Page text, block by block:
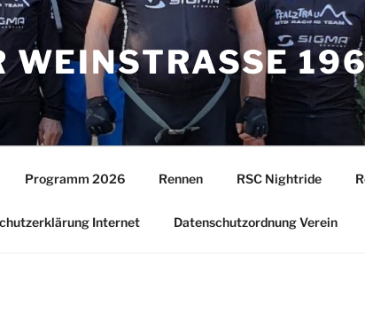
Programm 2026 Rennen RSC Nightride
Internet Datenschutzordnung Verein